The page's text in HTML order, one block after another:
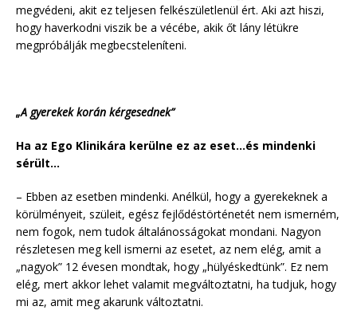
megvédeni, akit ez teljesen felkészületlenül ért. Aki azt hiszi,
hogy haverkodni viszik be a vécébe, akik őt lány létükre
megpróbálják megbecsteleníteni.
„A gyerekek korán kérgesednek”
Ha az Ego Klinikára kerülne ez az eset…és mindenki
sérült…
– Ebben az esetben mindenki. Anélkül, hogy a gyerekeknek a
körülményeit, szüleit, egész fejlődéstörténetét nem ismerném,
nem fogok, nem tudok általánosságokat mondani. Nagyon
részletesen meg kell ismerni az esetet, az nem elég, amit a
„nagyok” 12 évesen mondtak, hogy „hülyéskedtünk”. Ez nem
elég, mert akkor lehet valamit megváltoztatni, ha tudjuk, hogy
mi az, amit meg akarunk változtatni.